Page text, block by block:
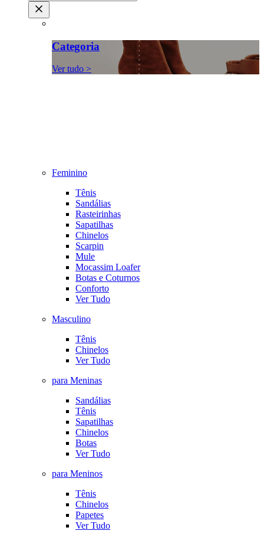
Categoria
Ver tudo >
Feminino
Tênis
Sandálias
Rasteirinhas
Sapatilhas
Chinelos
Scarpin
Mule
Mocassim Loafer
Botas e Coturnos
Conforto
Ver Tudo
Masculino
Tênis
Chinelos
Ver Tudo
para Meninas
Sandálias
Tênis
Sapatilhas
Chinelos
Botas
Ver Tudo
para Meninos
Tênis
Chinelos
Papetes
Ver Tudo